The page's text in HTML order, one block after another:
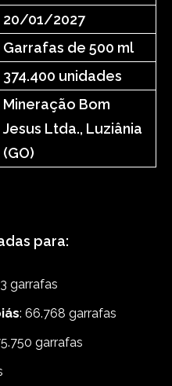
20/01/2027
Garrafas de 500 ml
374.400 unidades
Mineração Bom
Jesus Ltda., Luziânia
(GO)
para:
garrafas
: 66.768 garrafas
garrafas